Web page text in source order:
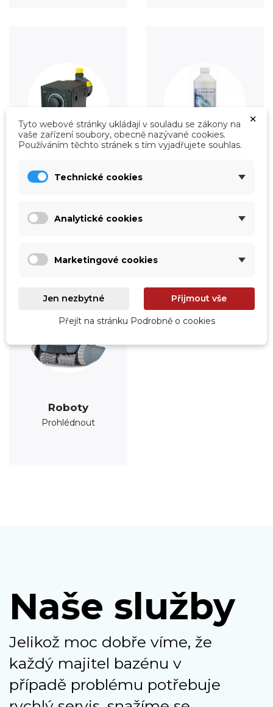
Úprava vody
Roboty
Prohlédnout
Naše služby
Jelikož moc dobře víme, že
každý majitel bazénu v
případě problému potřebuje
×
Tyto webové stránky ukládají v souladu se zákony na
vaše zařízení soubory, obecně nazývané cookies.
Používáním těchto stránek s tím vyjadřujete souhlas.
Technické cookies
Analytické cookies
Marketingové cookies
Jen nezbytné Přijmout vše
Přejít na stránku Podrobně o cookies